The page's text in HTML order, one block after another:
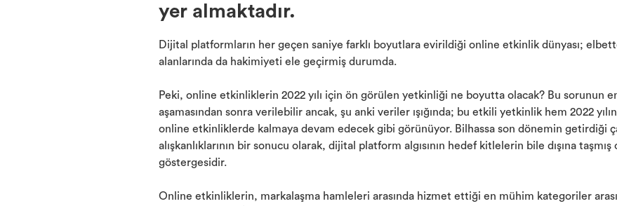
yer almaktadır.
Dijital platformların her geçen saniye farklı boyutlara evirildiği online etkinlik dünyası;
alanlarında da hakimiyeti ele geçirmiş durumda.
Peki, online etkinliklerin 2022 yılı için ön görülen yetkinliği ne boyutta olacak? Bu sorunun
aşamasından sonra verilebilir ancak, şu anki veriler ışığında; bu etkili yetkinlik hem 2022
online etkinliklerde kalmaya devam edecek gibi görünüyor. Bilhassa son dönemin getirdiği
alışkanlıklarının bir sonucu olarak, dijital platform algısının hedef kitlelerin bile dışına
göstergesidir.
Online etkinliklerin, markalaşma hamleleri arasında hizmet ettiği en mühim kategoriler